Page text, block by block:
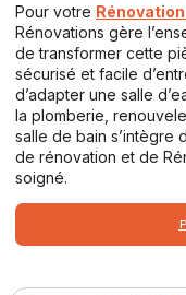
Pour votre
Rénovations gère
de transformer cette
sécurisé et facile
d’adapter une salle
la plomberie,
salle de bain s’intègre
de rénovation et de
soigné.